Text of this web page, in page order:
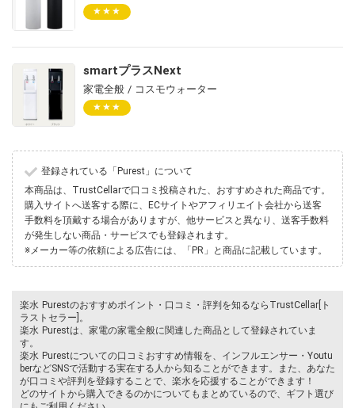
★★★
smartプラスNext
家電全般 / コスモウォーター
★★★
登録されている「Purest」について
本商品は、TrustCellarで口コミ投稿された、おすすめされた商品です。
購入サイトへ送客する際に、ECサイトやアフィリエイト会社から送客
手数料を頂戴する場合がありますが、他サービスと異なり、送客手数料
が発生しない商品・サービスでも登録されます。
※メーカー等の依頼による広告には、「PR」と商品に記載しています。
楽水 Purestのおすすめポイント・口コミ・評判を知るならTrustCellar[ト
ラストセラー]。
楽水 Purestは、家電の家電全般に関連した商品として登録されていま
す。
楽水 Purestについての口コミおすすめ情報を、インフルエンサー・Youtu
berなどSNSで活動する実在する人から知ることができます。また、あなた
が口コミや評判を登録することで、楽水を応援することができます！
どのサイトから購入できるのかについてもまとめているので、ギフト選び